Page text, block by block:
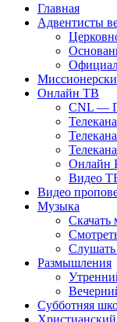
Главная
Адвентисты
Онлайн ТВ
CNL —
Онлайн
Видео
Видео
Музыка
Скачать
Размышления
Субботняя